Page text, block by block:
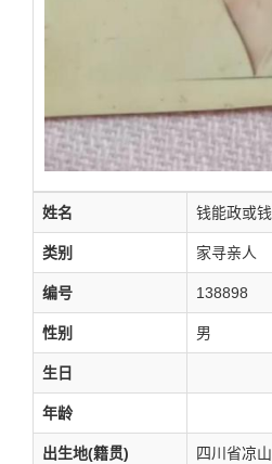
姓名 钱能政或
类别 家寻亲人
编号 138898
性别 男
生日
年龄
出生地(籍贯) 四川省凉